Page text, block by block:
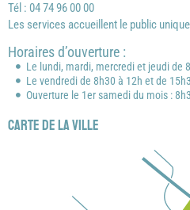
Tél : 04 74 96 00 00
Les services accueillent le public
Horaires d’ouverture :
Le lundi, mardi, mercredi et jeudi de
Le vendredi de 8h30 à 12h et de
Ouverture le 1er samedi du mois :
Carte de la ville